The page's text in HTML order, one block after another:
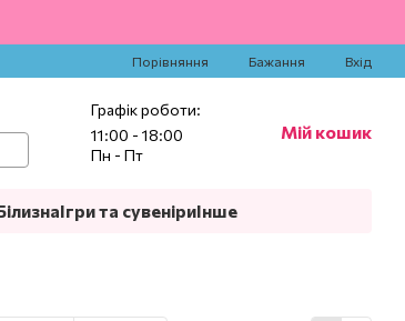
Порівняння Бажання Вхід
Графік роботи:
11:00 - 18:00
Пн - Пт
Мій кошик
Ігри та сувеніриІнше